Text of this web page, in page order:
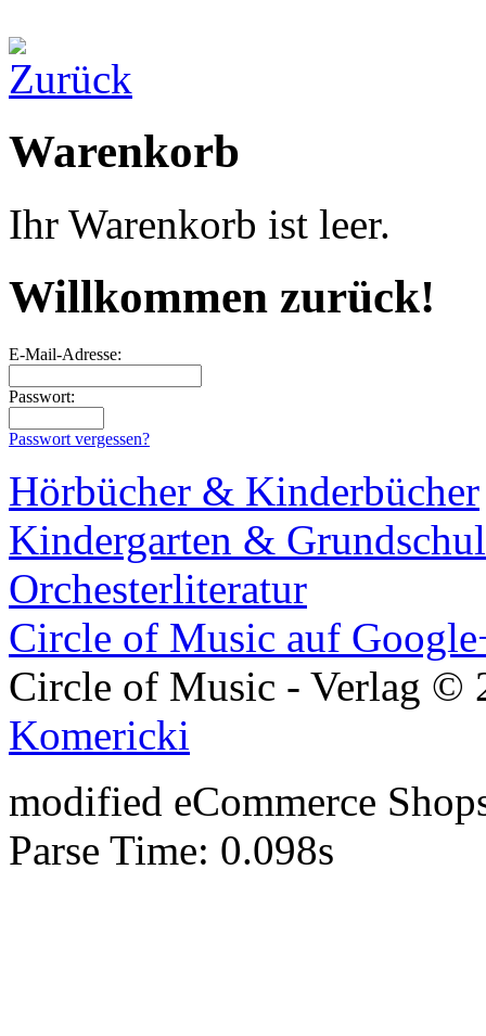
Warenkorb
Ihr Warenkorb ist leer.
Willkommen zurück!
E-Mail-Adresse:
Passwort:
Passwort vergessen?
Hörbücher & Kinderbücher
Kindergarten &
Orchesterliteratur
Circle of Music auf
Circle of Music - Verlag
Komericki
modified eCommerce
Parse Time: 0.098s